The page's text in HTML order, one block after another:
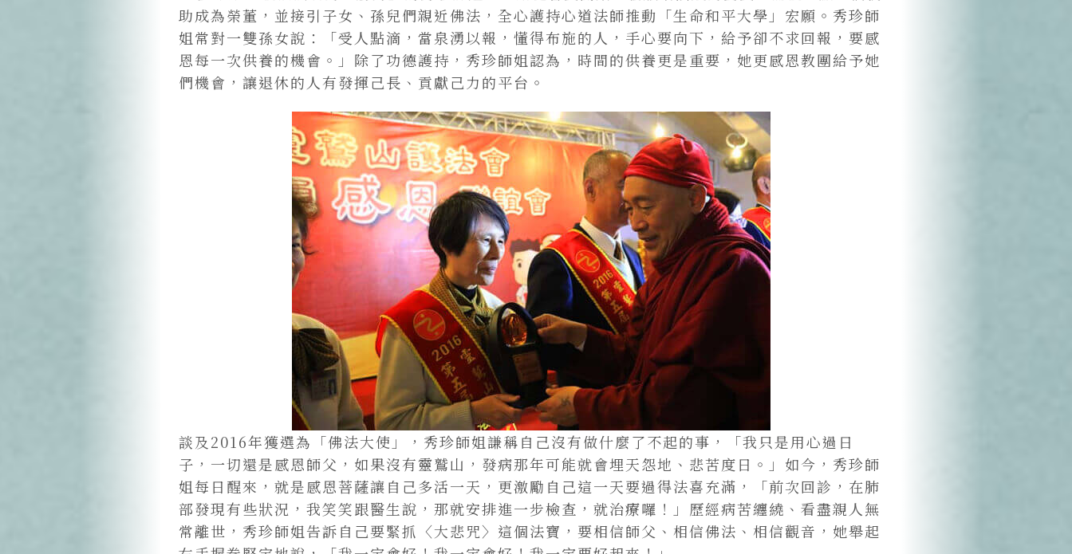
助成為榮董，並接引子女、孫兒們親近佛法，全心護持心道法師推動「生命和平大學」宏願。秀珍師
姐常對一雙孫女說：「受人點滴，當泉湧以報，懂得布施的人，手心要向下，給予卻不求回報，要感
恩每一次供養的機會。」除了功德護持，秀珍師姐認為，時間的供養更是重要，她更感恩教團給予她
們機會，讓退休的人有發揮己長、貢獻己力的平台。
談及2016年獲選為「佛法大使」，秀珍師姐謙稱自己沒有做什麼了不起的事，「我只是用心過日
子，一切還是感恩師父，如果沒有靈鷲山，發病那年可能就會埋天怨地、悲苦度日。」如今，秀珍師
姐每日醒來，就是感恩菩薩讓自己多活一天，更激勵自己這一天要過得法喜充滿，「前次回診，在肺
部發現有些狀況，我笑笑跟醫生說，那就安排進一步檢查，就治療囉！」歷經病苦纏繞、看盡親人無
常離世，秀珍師姐告訴自己要緊抓〈大悲咒〉這個法寶，要相信師父、相信佛法、相信觀音，她舉起